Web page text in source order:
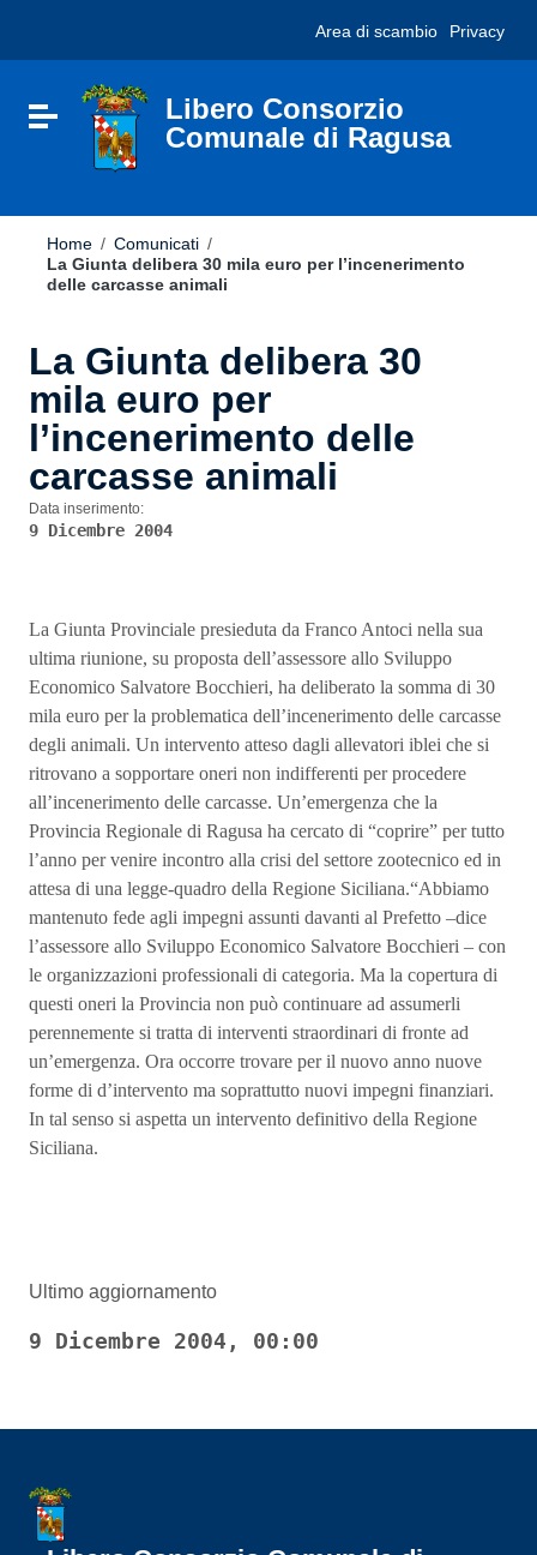
sito
include
Vai al footer
Area di scambio Privacy
Attiva / disattiva la navigazione
Libero Consorzio
Comunale di Ragusa
Home / Comunicati /
La Giunta delibera 30 mila euro per l’incenerimento
delle carcasse animali
La Giunta delibera 30
mila euro per
l’incenerimento delle
carcasse animali
Data inserimento:
9 Dicembre 2004
La Giunta Provinciale presieduta da Franco Antoci nella sua
ultima riunione, su proposta dell’assessore allo Sviluppo
Economico Salvatore Bocchieri, ha deliberato la somma di 30
mila euro per la problematica dell’incenerimento delle carcasse
degli animali. Un intervento atteso dagli allevatori iblei che si
ritrovano a sopportare oneri non indifferenti per procedere
all’incenerimento delle carcasse. Un’emergenza che la
Provincia Regionale di Ragusa ha cercato di “coprire” per tutto
l’anno per venire incontro alla crisi del settore zootecnico ed in
attesa di una legge-quadro della Regione Siciliana.“Abbiamo
mantenuto fede agli impegni assunti davanti al Prefetto –dice
l’assessore allo Sviluppo Economico Salvatore Bocchieri – con
le organizzazioni professionali di categoria. Ma la copertura di
questi oneri la Provincia non può continuare ad assumerli
perennemente si tratta di interventi straordinari di fronte ad
un’emergenza. Ora occorre trovare per il nuovo anno nuove
forme di d’intervento ma soprattutto nuovi impegni finanziari.
In tal senso si aspetta un intervento definitivo della Regione
Siciliana.
Ultimo aggiornamento
9 Dicembre 2004, 00:00